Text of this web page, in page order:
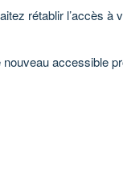
rétablir l’accès à
accessible